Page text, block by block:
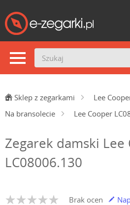
Sklep z zegarkami Lee
Na bransolecie
Lee Cooper
Zegarek damski Lee
LC08006.130
Brak ocen